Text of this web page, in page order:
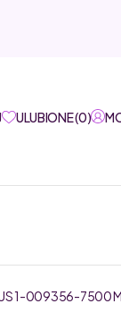
ULUBIONE(0)
1-009356-7500